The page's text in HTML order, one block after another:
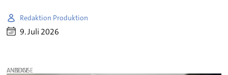
Redaktion Produktion
9. Juli 2026
ANZEIGE